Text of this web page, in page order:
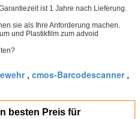
ist 1 Jahre nach Lieferung.
sie als Ihre Anforderung machen.
und Plastikfilm zum advoid
, cmos-Barcodescanner,
besten Preis für